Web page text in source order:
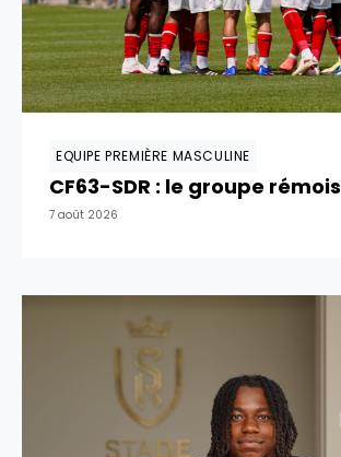
EQUIPE PREMIÈRE MASCULINE
CF63-SDR : le groupe rémois
7 août 2026